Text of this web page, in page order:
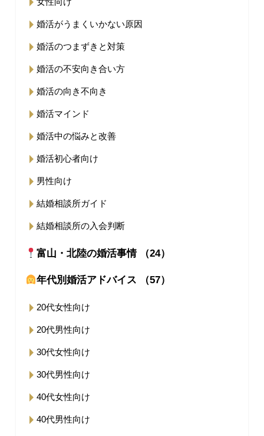
婚活がうまくいかない原因
婚活のつまずきと対策
婚活の不安向き合い方
婚活の向き不向き
婚活マインド
婚活中の悩みと改善
婚活初心者向け
男性向け
結婚相談所ガイド
結婚相談所の入会判断
富山・北陸の婚活事情 （24）
年代別婚活アドバイス （57）
20代女性向け
20代男性向け
30代女性向け
30代男性向け
40代女性向け
40代男性向け